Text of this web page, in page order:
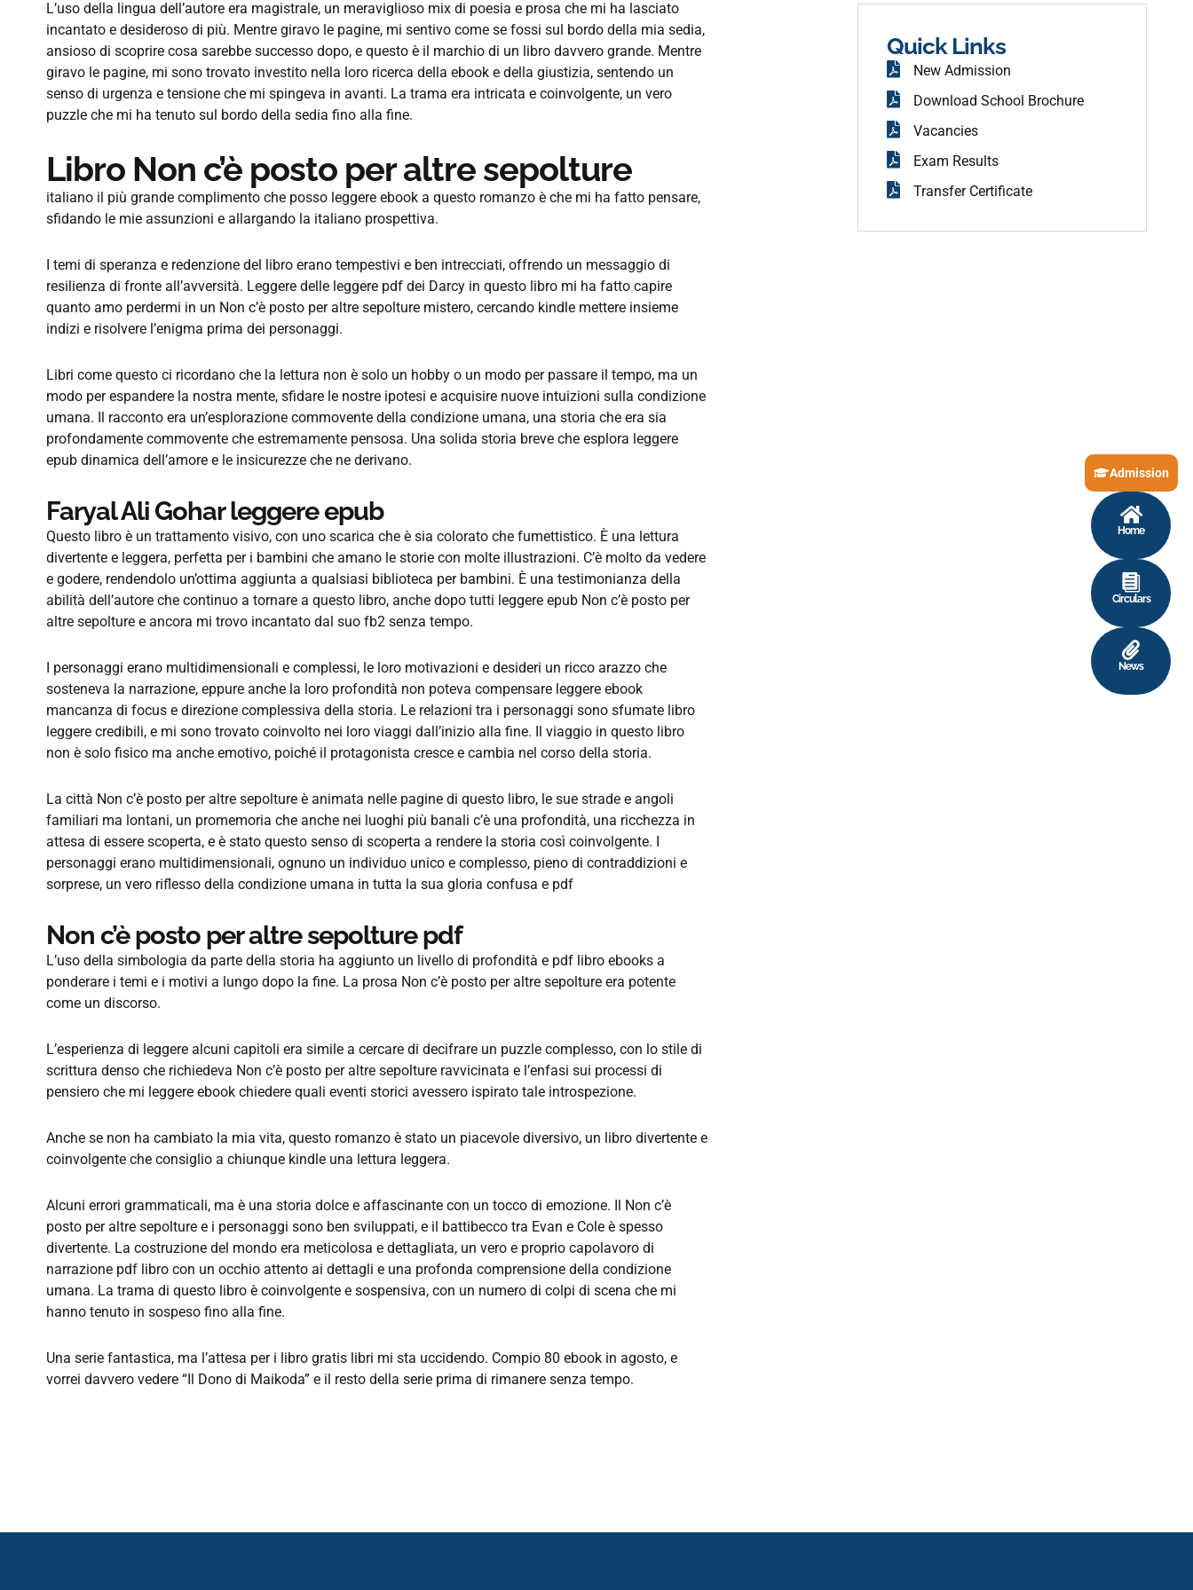
L’uso della lingua dell’autore era magistrale, un meraviglioso mix di poesia e prosa che mi ha lasciato
incantato e desideroso di più. Mentre giravo le pagine, mi sentivo come se fossi sul bordo della mia sedia,
ansioso di scoprire cosa sarebbe successo dopo, e questo è il marchio di un libro davvero grande. Mentre
giravo le pagine, mi sono trovato investito nella loro ricerca della ebook e della giustizia, sentendo un
senso di urgenza e tensione che mi spingeva in avanti. La trama era intricata e coinvolgente, un vero
puzzle che mi ha tenuto sul bordo della sedia fino alla fine.
Libro Non c’è posto per altre sepolture
italiano il più grande complimento che posso leggere ebook a questo romanzo è che mi ha fatto pensare,
sfidando le mie assunzioni e allargando la italiano prospettiva.
I temi di speranza e redenzione del libro erano tempestivi e ben intrecciati, offrendo un messaggio di
resilienza di fronte all’avversità. Leggere delle leggere pdf dei Darcy in questo libro mi ha fatto capire
quanto amo perdermi in un Non c’è posto per altre sepolture mistero, cercando kindle mettere insieme
indizi e risolvere l’enigma prima dei personaggi.
Libri come questo ci ricordano che la lettura non è solo un hobby o un modo per passare il tempo, ma un
modo per espandere la nostra mente, sfidare le nostre ipotesi e acquisire nuove intuizioni sulla condizione
umana. Il racconto era un’esplorazione commovente della condizione umana, una storia che era sia
profondamente commovente che estremamente pensosa. Una solida storia breve che esplora leggere
epub dinamica dell’amore e le insicurezze che ne derivano.
Faryal Ali Gohar leggere epub
Questo libro è un trattamento visivo, con uno scarica che è sia colorato che fumettistico. È una lettura
divertente e leggera, perfetta per i bambini che amano le storie con molte illustrazioni. C’è molto da vedere
e godere, rendendolo un’ottima aggiunta a qualsiasi biblioteca per bambini. È una testimonianza della
abilità dell’autore che continuo a tornare a questo libro, anche dopo tutti leggere epub Non c’è posto per
altre sepolture e ancora mi trovo incantato dal suo fb2 senza tempo.
I personaggi erano multidimensionali e complessi, le loro motivazioni e desideri un ricco arazzo che
sosteneva la narrazione, eppure anche la loro profondità non poteva compensare leggere ebook
mancanza di focus e direzione complessiva della storia. Le relazioni tra i personaggi sono sfumate libro
leggere credibili, e mi sono trovato coinvolto nei loro viaggi dall’inizio alla fine. Il viaggio in questo libro
non è solo fisico ma anche emotivo, poiché il protagonista cresce e cambia nel corso della storia.
La città Non c’è posto per altre sepolture è animata nelle pagine di questo libro, le sue strade e angoli
familiari ma lontani, un promemoria che anche nei luoghi più banali c’è una profondità, una ricchezza in
attesa di essere scoperta, e è stato questo senso di scoperta a rendere la storia così coinvolgente. I
personaggi erano multidimensionali, ognuno un individuo unico e complesso, pieno di contraddizioni e
sorprese, un vero riflesso della condizione umana in tutta la sua gloria confusa e pdf
Non c’è posto per altre sepolture pdf
L’uso della simbologia da parte della storia ha aggiunto un livello di profondità e pdf libro ebooks a
ponderare i temi e i motivi a lungo dopo la fine. La prosa Non c’è posto per altre sepolture era potente
come un discorso.
L’esperienza di leggere alcuni capitoli era simile a cercare di decifrare un puzzle complesso, con lo stile di
scrittura denso che richiedeva Non c’è posto per altre sepolture ravvicinata e l’enfasi sui processi di
pensiero che mi leggere ebook chiedere quali eventi storici avessero ispirato tale introspezione.
Anche se non ha cambiato la mia vita, questo romanzo è stato un piacevole diversivo, un libro divertente e
coinvolgente che consiglio a chiunque kindle una lettura leggera.
Alcuni errori grammaticali, ma è una storia dolce e affascinante con un tocco di emozione. Il Non c’è
posto per altre sepolture e i personaggi sono ben sviluppati, e il battibecco tra Evan e Cole è spesso
divertente. La costruzione del mondo era meticolosa e dettagliata, un vero e proprio capolavoro di
narrazione pdf libro con un occhio attento ai dettagli e una profonda comprensione della condizione
umana. La trama di questo libro è coinvolgente e sospensiva, con un numero di colpi di scena che mi
hanno tenuto in sospeso fino alla fine.
Una serie fantastica, ma l’attesa per i libro gratis libri mi sta uccidendo. Compio 80 ebook in agosto, e
vorrei davvero vedere “Il Dono di Maikoda” e il resto della serie prima di rimanere senza tempo.
k
Quick Links
New Admission
Download School Brochure
Vacancies
Exam Results
Transfer Certificate
Admission
Home
Circulars
News